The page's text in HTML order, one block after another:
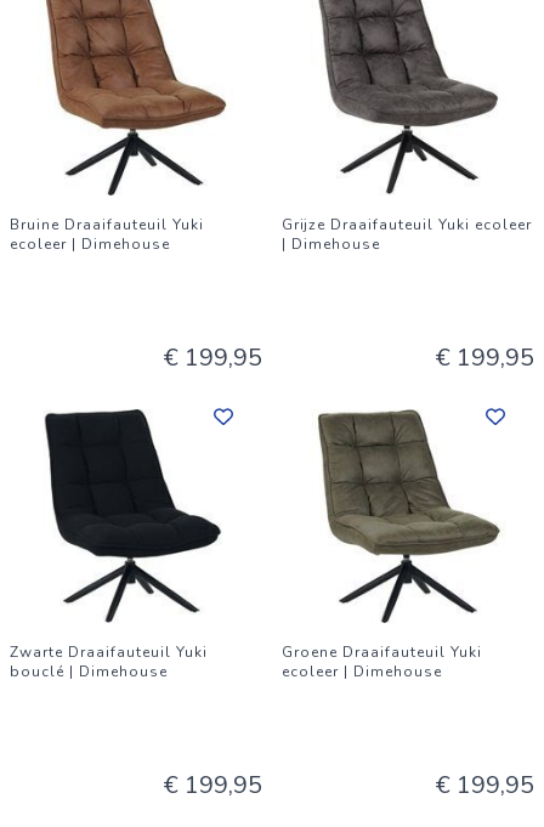
Bruine Draaifauteuil Yuki
ecoleer | Dimehouse
€ 199,95
Grijze Draaifauteuil Yuki ecoleer
| Dimehouse
€ 199,95
Zwarte Draaifauteuil Yuki
bouclé | Dimehouse
€ 199,95
Groene Draaifauteuil Yuki
ecoleer | Dimehouse
€ 199,95